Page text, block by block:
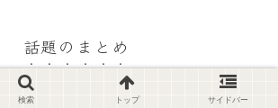
話題のまとめ
© 2022 話題のまとめ.
検索 トップ サイドバー